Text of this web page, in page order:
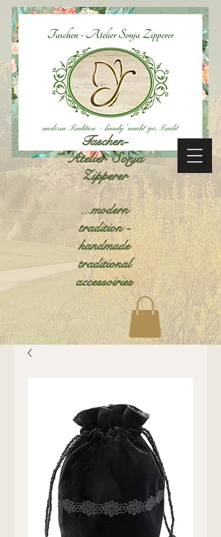
Taschen-
Atelier Sonja
Zipperer
...modern
tradition -
handmade
traditional
accessoiries